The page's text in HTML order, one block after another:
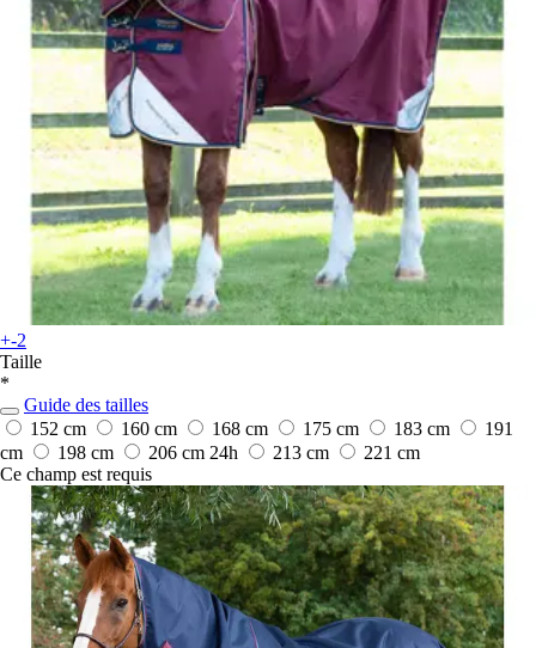
+-2
Taille
*
Guide des tailles
152 cm
160 cm 168 cm 175 cm 183 cm
191
cm
198 cm 206 cm 24h 213 cm
221 cm
Ce champ est requis